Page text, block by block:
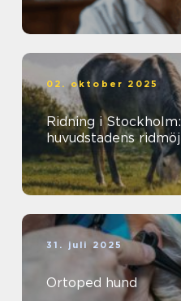
02. oktober 2025
Ridning i
huvudstadens
31. juli 2025
Ortoped hund